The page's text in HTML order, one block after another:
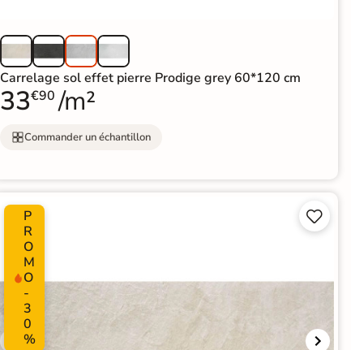
Carrelage sol effet pierre Prodige grey 60*120 cm
33€90 /m²
Commander un échantillon
P
R
O
M
O
-
3
0
%

